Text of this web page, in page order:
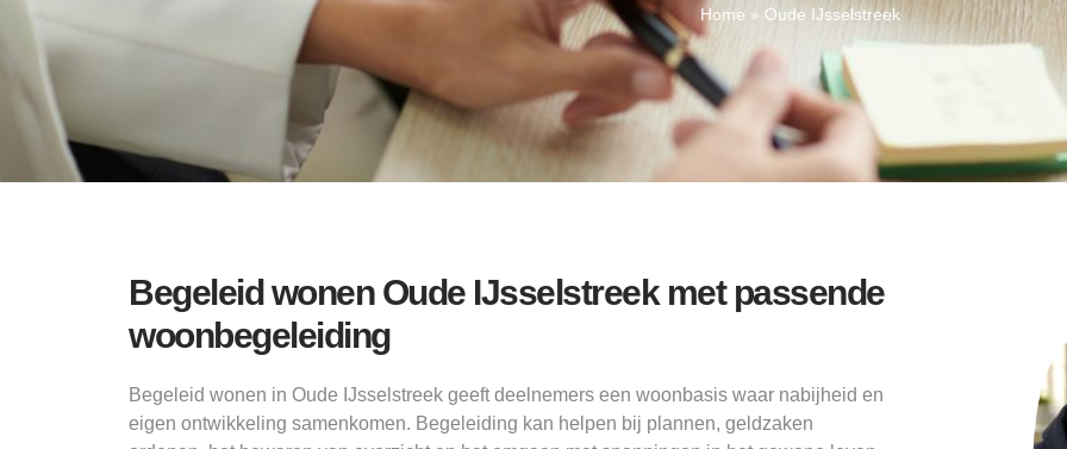
Home » Oude IJsselstreek
Begeleid wonen Oude IJsselstreek met passende
woonbegeleiding
Begeleid wonen in Oude IJsselstreek geeft deelnemers een woonbasis waar nabijheid en
eigen ontwikkeling samenkomen. Begeleiding kan helpen bij plannen, geldzaken